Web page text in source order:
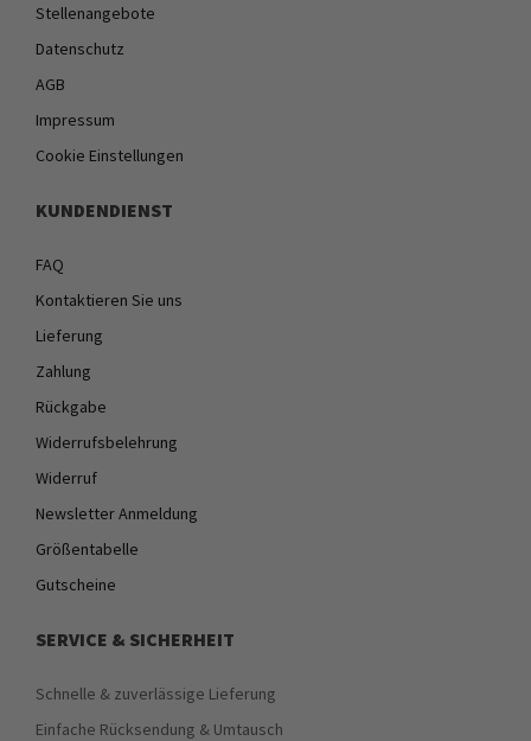
Stellenangebote
Datenschutz
AGB
Impressum
Cookie Einstellungen
KUNDENDIENST
FAQ
Kontaktieren Sie uns
Lieferung
Zahlung
Rückgabe
Widerrufsbelehrung
Widerruf
Newsletter Anmeldung
Größentabelle
Gutscheine
SERVICE & SICHERHEIT
Schnelle & zuverlässige Lieferung
Einfache Rücksendung & Umtausch